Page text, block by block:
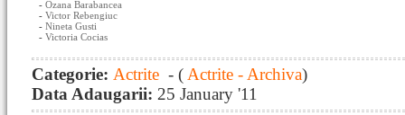
- Ozana Barabancea
- Victor Rebengiuc
- Nineta Gusti
- Victoria Cocias
Categorie: Actrite - ( Actrite - Archiva)
Data Adaugarii: 25 January '11